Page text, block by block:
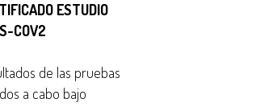
ESTUDIO
COV2
de las pruebas
a cabo bajo